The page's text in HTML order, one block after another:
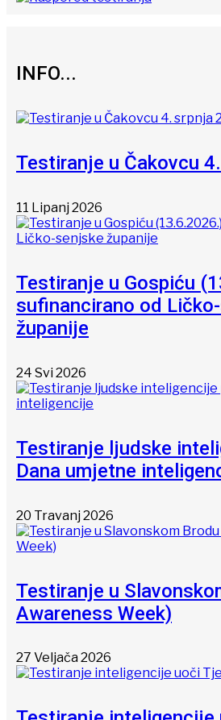
INFO...
Testiranje u Čakovcu
11 Lipanj 2026
Testiranje u Gospiću
sufinancirano od
županije
24 Svi 2026
Testiranje ljudske
Dana umjetne
20 Travanj 2026
Testiranje u
Awareness Week)
27 Veljača 2026